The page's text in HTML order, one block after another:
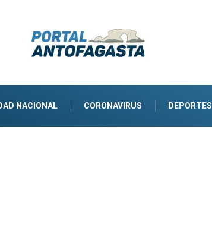
NACIONAL CORONAVIRUS DEPORTES